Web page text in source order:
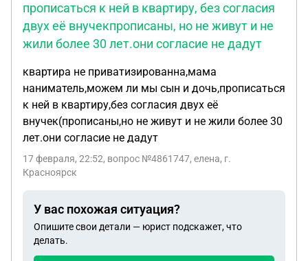
прописаться к ней в квартиру, без согласия
двух её внучекпрописаны, но не живут и не
жили более 30 лет.они согласие не дадут
квартира не приватизированна,мама
наниматель,можем ли мы сын и дочь,прописаться
к ней в квартиру,без согласия двух её
внучек(прописаны,но не живут и не жили более 30
лет.они согласие не дадут
17 февраля, 22:52, вопрос №4861747, елена, г.
Красноярск
У вас похожая ситуация?
Опишите свои детали — юрист подскажет, что
делать.